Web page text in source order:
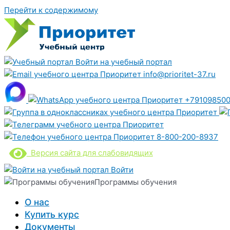
Перейти к содержимому
Войти на учебный портал
info@prioritet-37.ru
8-800-200-8937
Версия сайта для слабовидящих
Войти
Программы обучения
О нас
Купить курс
Документы